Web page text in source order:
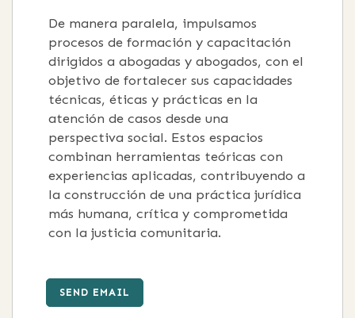
De manera paralela, impulsamos
procesos de formación y capacitación
dirigidos a abogadas y abogados, con el
objetivo de fortalecer sus capacidades
técnicas, éticas y prácticas en la
atención de casos desde una
perspectiva social. Estos espacios
combinan herramientas teóricas con
experiencias aplicadas, contribuyendo a
la construcción de una práctica jurídica
más humana, crítica y comprometida
con la justicia comunitaria.
SEND EMAIL